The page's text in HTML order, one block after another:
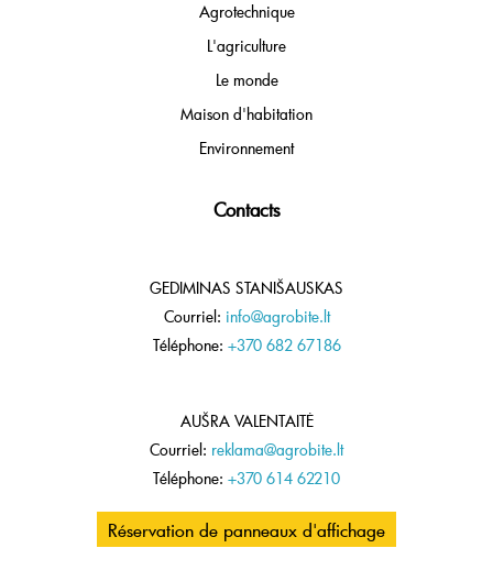
Agrotechnique
L'agriculture
Le monde
Maison d'habitation
Environnement
Contacts
GEDIMINAS STANIŠAUSKAS
Courriel: info@agrobite.lt
Téléphone: +370 682 67186
AUŠRA VALENTAITĖ
Courriel: reklama@agrobite.lt
Téléphone: +370 614 62210
Réservation de panneaux d'affichage